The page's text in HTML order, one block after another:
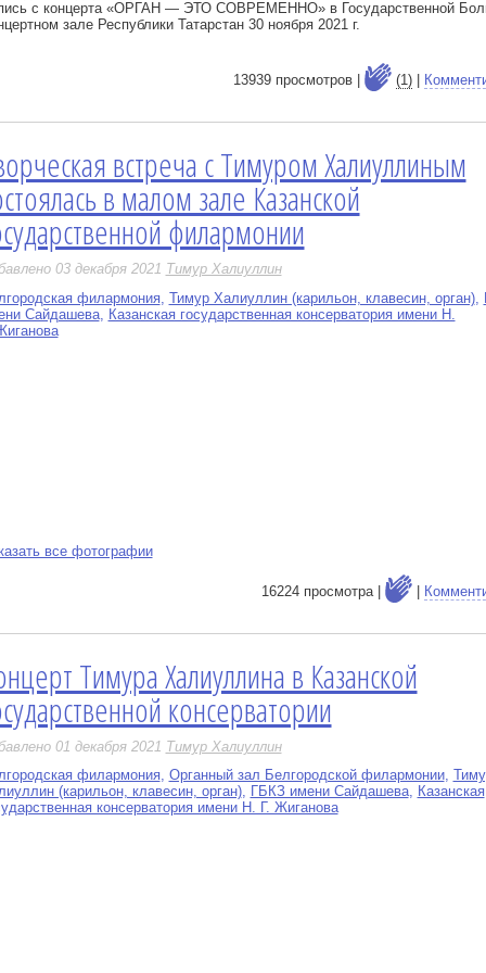
с концерта «ОРГАН — ЭТО СОВРЕМЕННО» в Государственной
зале Республики Татарстан 30 ноября 2021 г.
13939 просмотров | (1)|
встреча с Тимуром Халиуллиным
в малом зале Казанской
филармонии
03 декабря 2021 Тимур Халиуллин
филармония, Тимур Халиуллин (карильон, клавесин, орган),
Сайдашева, Казанская государственная консерватория имени Н.
все фотографии
16224 просмотра | |
Тимура Халиуллина в Казанской
консерватории
01 декабря 2021 Тимур Халиуллин
филармония, Органный зал Белгородской филармонии,
(карильон, клавесин, орган), ГБКЗ имени Сайдашева, Казанская
консерватория имени Н. Г. Жиганова